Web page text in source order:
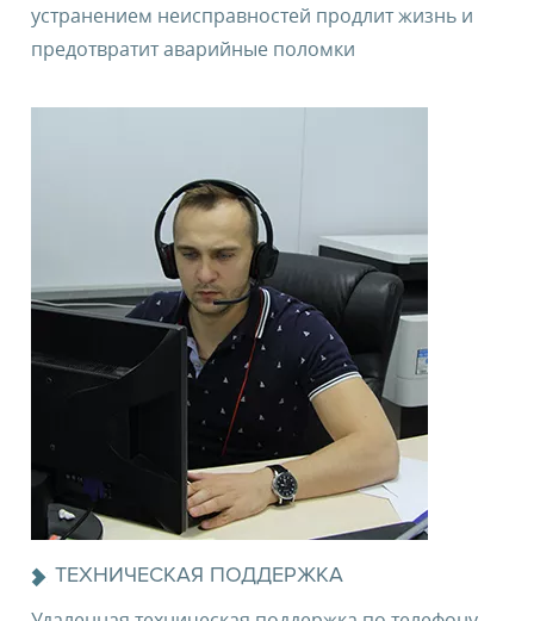
устранением неисправностей продлит жизнь и
предотвратит аварийные поломки
ТЕХНИЧЕСКАЯ ПОДДЕРЖКА